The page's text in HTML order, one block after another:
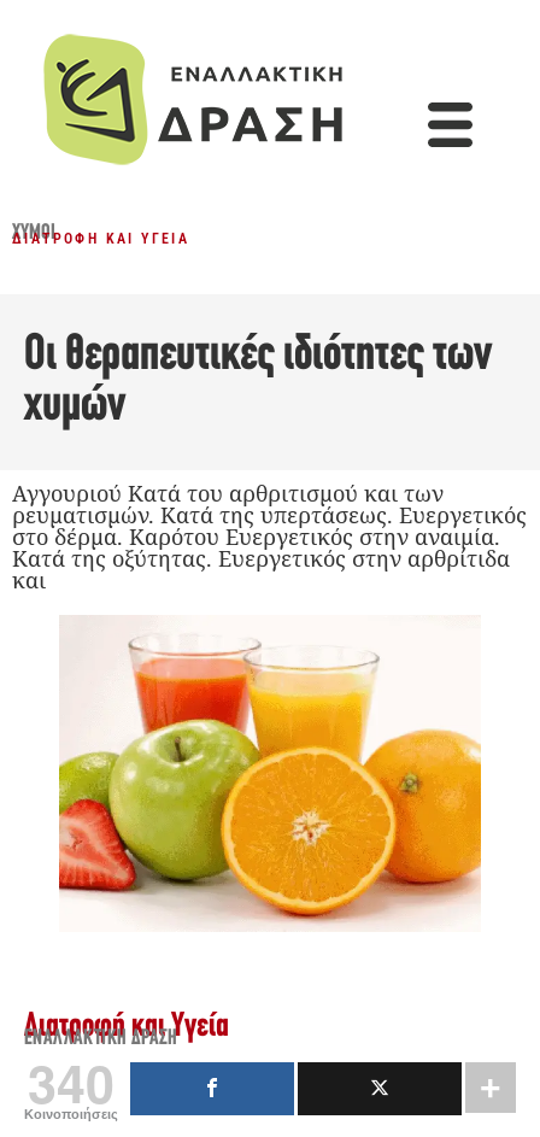
ΧΥΜΟΊ
ΔΙΑΤΡΟΦΉ ΚΑΙ ΥΓΕΊΑ
Οι θεραπευτικές ιδιότητες των
χυμών
Αγγουριού Κατά του αρθριτισμού και των
ρευματισμών. Κατά της υπερτάσεως. Ευεργετικός
στο δέρμα. Καρότου Ευεργετικός στην αναιμία.
Κατά της οξύτητας. Ευεργετικός στην αρθρίτιδα
και
Διατροφή και Υγεία
ΕΝΑΛΛΑΚΤΙΚΉ ΔΡΆΣΗ
340
Κοινοποιήσεις